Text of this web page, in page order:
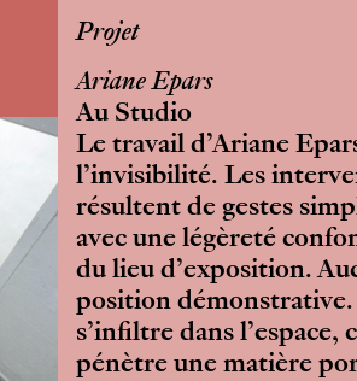
Projet
Ariane Epars
Au Studio
Le travail d’Ariane
l’invisibilité. Les
résultent de gestes
avec une légèreté
du lieu d’exposition.
position
s’infiltre dans l’espace,
pénètre une matière